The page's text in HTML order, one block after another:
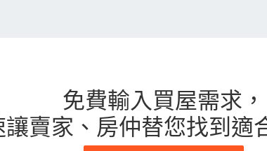
免費輸入買屋需求，
賣家、房仲替您找到適